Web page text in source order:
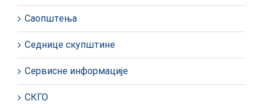
Саопштења
Седнице скупштине
Сервисне информације
СКГО